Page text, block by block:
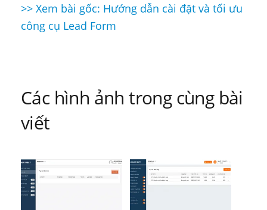
Điều
hướng
viết
>> Xem bài gốc: Hướng dẫn cài đặt và tối ưu
công cụ Lead Form
Các hình ảnh trong cùng bài
viết